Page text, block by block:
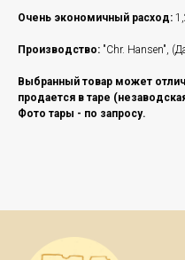
Очень экономичный расход:
Производство: "Chr. Hansen",
Выбранный товар может
продается в таре
Фото тары - по запросу.